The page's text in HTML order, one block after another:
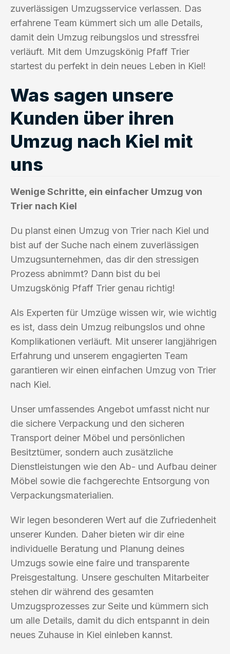
zuverlässigen Umzugsservice verlassen. Das
erfahrene Team kümmert sich um alle Details,
damit dein Umzug reibungslos und stressfrei
verläuft. Mit dem Umzugskönig Pfaff Trier
startest du perfekt in dein neues Leben in Kiel!
Was sagen unsere
Kunden über ihren
Umzug nach Kiel mit
uns
Wenige Schritte, ein einfacher Umzug von
Trier nach Kiel
Du planst einen Umzug von Trier nach Kiel und
bist auf der Suche nach einem zuverlässigen
Umzugsunternehmen, das dir den stressigen
Prozess abnimmt? Dann bist du bei
Umzugskönig Pfaff Trier genau richtig!
Als Experten für Umzüge wissen wir, wie wichtig
es ist, dass dein Umzug reibungslos und ohne
Komplikationen verläuft. Mit unserer langjährigen
Erfahrung und unserem engagierten Team
garantieren wir einen einfachen Umzug von Trier
nach Kiel.
Unser umfassendes Angebot umfasst nicht nur
die sichere Verpackung und den sicheren
Transport deiner Möbel und persönlichen
Besitztümer, sondern auch zusätzliche
Dienstleistungen wie den Ab- und Aufbau deiner
Möbel sowie die fachgerechte Entsorgung von
Verpackungsmaterialien.
Wir legen besonderen Wert auf die Zufriedenheit
unserer Kunden. Daher bieten wir dir eine
individuelle Beratung und Planung deines
Umzugs sowie eine faire und transparente
Preisgestaltung. Unsere geschulten Mitarbeiter
stehen dir während des gesamten
Umzugsprozesses zur Seite und kümmern sich
um alle Details, damit du dich entspannt in dein
neues Zuhause in Kiel einleben kannst.